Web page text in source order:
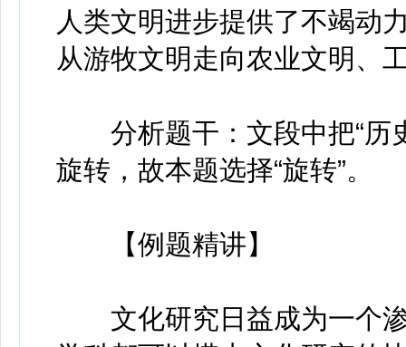
人类文明进步提供了不竭动
从游牧文明走向农业文明、
分析题干：文段中把“历史
旋转，故本题选择“旋转”。
【例题精讲】
文化研究日益成为一个渗